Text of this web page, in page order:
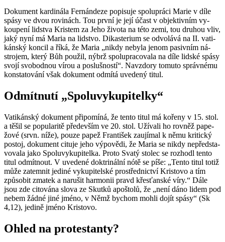
Do­ku­ment kar­di­ná­la Fer­nán­de­ze po­pi­su­je spo­lu­prá­ci Marie v díle
spásy ve dvou ro­vi­nách. Tou první je její účast v ob­jek­tiv­ním vy­
kou­pe­ní lid­stva Kris­tem za Jeho ži­vo­ta na této zemi, tou dru­hou vliv,
jaký nyní má Maria na lid­stvo. Di­kas­te­ri­um se od­vo­lá­vá na II. va­ti­
kán­ský kon­cil a říká, že Maria „nikdy ne­by­la jenom pa­siv­ním ná­
stro­jem, který Bůh po­u­žil, nýbrž spo­lu­pra­co­va­la na díle lid­ské spásy
svojí svo­bod­nou vírou a po­sluš­nos­tí“. Na­vzdo­ry to­mu­to správ­né­mu
kon­sta­to­vá­ní však do­ku­ment od­mí­tá uve­de­ný titul.
Od­mít­nu­tí „Spo­lu­vy­ku­pi­tel­ky“
Va­ti­kán­ský do­ku­ment při­po­mí­ná, že tento titul má ko­ře­ny v 15. stol.
a těšil se po­pu­la­ri­tě pře­de­vším ve 20. stol. Uží­va­li ho rov­něž pa­pe­
žo­vé (srvn. níže), pouze papež Fran­ti­šek za­u­jí­mal k němu kri­tic­ký
po­stoj, do­ku­ment ci­tu­je jeho vý­po­vě­di, že Maria se nikdy ne­před­sta­
vo­va­la jako Spo­lu­vy­ku­pi­tel­ka. Proto Svatý sto­lec se roz­ho­dl tento
titul od­mít­nout. V uve­de­né dok­tri­nál­ní nótě se píše: „Tento titul totiž
může za­tem­nit je­di­né vy­ku­pi­tel­ské pro­střed­nic­tví Kris­to­vo a tím
způ­so­bit zma­tek a na­ru­šit har­mo­nii pravd křes­ťan­ské víry.“ Dále
jsou zde ci­to­vá­na slova ze Skut­ků apoš­to­lů, že „není dáno lidem pod
nebem žádné jiné jméno, v Němž bychom mohli dojít spásy“ (Sk
4,12), je­di­ně jméno Kris­to­vo.
Ohled na pro­tes­tan­ty?